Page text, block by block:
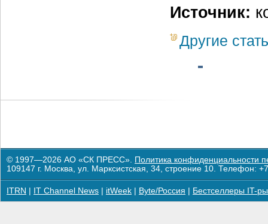
Источник:
Другие
© 1997—2026 АО «СК ПРЕСС». Политика конфиденциальности
109147 г. Москва, ул. Марксистская, 34, строение 10. Телефон:
ITRN IT Channel News itWeek Byte/Россия Бестселлеры IT-